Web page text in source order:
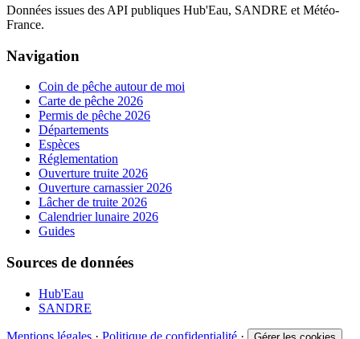
Données issues des API publiques Hub'Eau, SANDRE et Météo-
France.
Navigation
Coin de pêche autour de moi
Carte de pêche 2026
Permis de pêche 2026
Départements
Espèces
Réglementation
Ouverture truite 2026
Ouverture carnassier 2026
Lâcher de truite 2026
Calendrier lunaire 2026
Guides
Sources de données
Hub'Eau
SANDRE
Mentions légales · Politique de confidentialité ·